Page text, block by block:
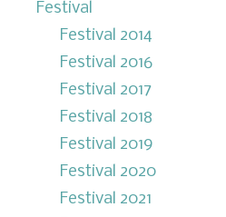
Festival
Festival 2014
Festival 2016
Festival 2017
Festival 2018
Festival 2019
Festival 2020
Festival 2021